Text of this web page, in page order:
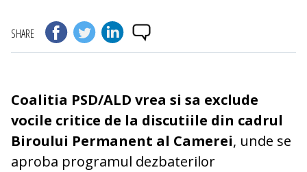
SHARE
Coalitia PSD/ALD vrea si sa exclude
vocile critice de la discutiile din cadrul
Biroului Permanent al Camerei, unde se
aproba programul dezbaterilor